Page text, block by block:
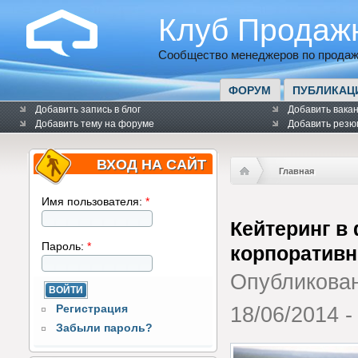
Клуб
Сообщество менеджеров по
ФОРУМ
Добавить запись в блог
Добавить тему на форуме
Добавить
Добавить
ВХОД НА САЙТ
Имя пользователя: *
Пароль: *
Регистрация
Забыли пароль?
Главная
Кейтеринг
18/06/2014